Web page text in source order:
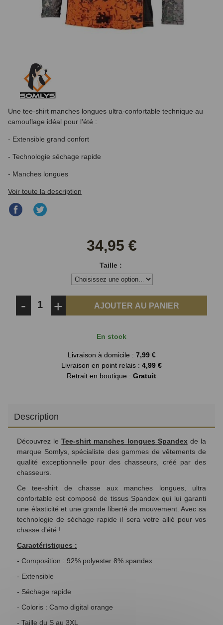
Une tee-shirt manches longues ultra-confortable technique au
camouflage idéal pour l'été :
- Extensible grand confort
- Technologie séchage rapide
- Manches longues
Voir toute la description
Partager
34,95 €
Taille :
- + AJOUTER AU PANIER
En stock
Livraison à domicile : 7,99 €
Livraison en point relais : 4,99 €
Retrait en boutique : Gratuit
Description
Découvrez leTee-shirt manches longues Spandex de la
marque Somlys, spécialiste des gammes de vêtements de
qualité exceptionnelle pour des chasseurs, créé par des
chasseurs.
Ce tee-shirt de chasse aux manches longues, ultra
confortable est composé de tissus Spandex qui lui garanti
une élasticité et une grande liberté de mouvement. Avec sa
technologie de séchage rapide il sera votre allié pour vos
chasse d'été !
Caractéristiques :
- Composition : 92% polyester 8% spandex
- Extensible
- Séchage rapide
- Coloris : Camo digital orange
- Taille du S au 3XL